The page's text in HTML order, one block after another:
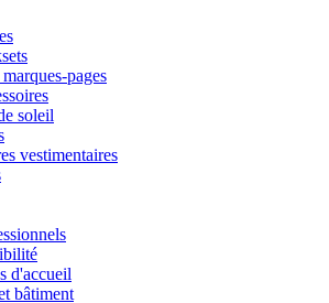
pages
soleil
vestimentaires
d'accueil
bâtiment